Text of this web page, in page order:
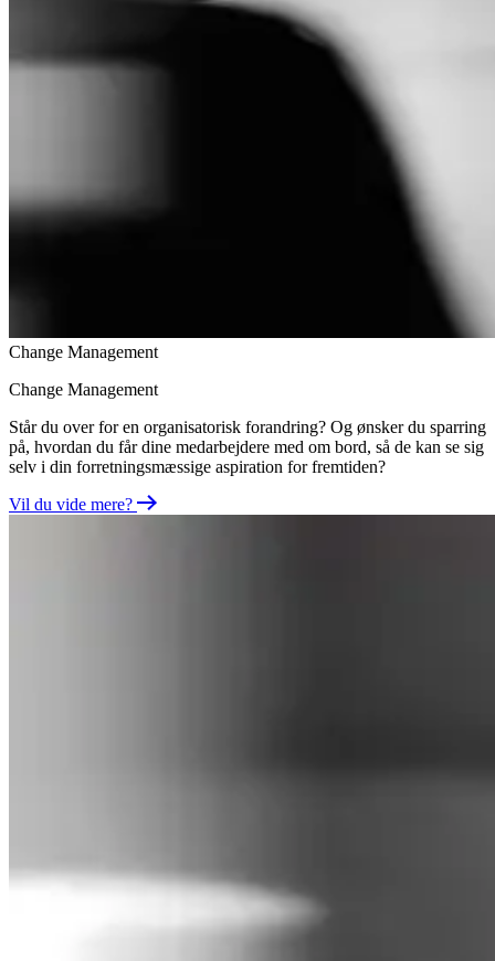
Change Management
Change Management
Står du over for en organisatorisk forandring? Og ønsker du sparring
på, hvordan du får dine medarbejdere med om bord, så de kan se sig
selv i din forretningsmæssige aspiration for fremtiden?
Vil du vide mere?